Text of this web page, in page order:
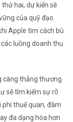
hai, dự kiến ​​sẽ
của quỹ đạo
Apple tìm cách bù
luồng doanh thu
căng thẳng thương
sẽ tìm kiếm sự rõ
phí thuế quan, đàm
đa dạng hóa hơn